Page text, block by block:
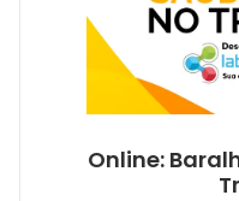
Online: